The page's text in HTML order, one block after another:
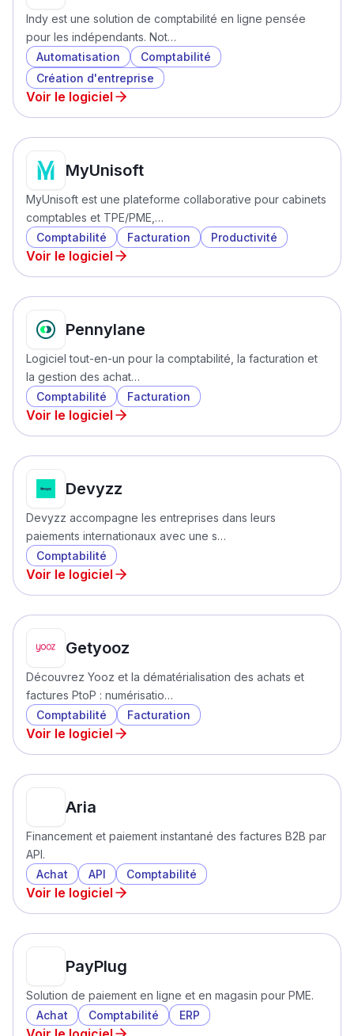
Indy est une solution de comptabilité en ligne pensée
pour les indépendants. Not…
Automatisation
Comptabilité
Création d'entreprise
Voir le logiciel
MyUnisoft
MyUnisoft est une plateforme collaborative pour cabinets
comptables et TPE/PME,…
Comptabilité
Facturation Productivité
Voir le logiciel
Pennylane
Logiciel tout-en-un pour la comptabilité, la facturation et
la gestion des achat…
Comptabilité
Facturation
Voir le logiciel
Devyzz
Devyzz accompagne les entreprises dans leurs
paiements internationaux avec une s…
Comptabilité
Voir le logiciel
Getyooz
Découvrez Yooz et la dématérialisation des achats et
factures PtoP : numérisatio…
Comptabilité
Facturation
Voir le logiciel
Aria
Financement et paiement instantané des factures B2B par
API.
Achat
API Comptabilité
Voir le logiciel
PayPlug
Solution de paiement en ligne et en magasin pour PME.
Achat
Comptabilité ERP